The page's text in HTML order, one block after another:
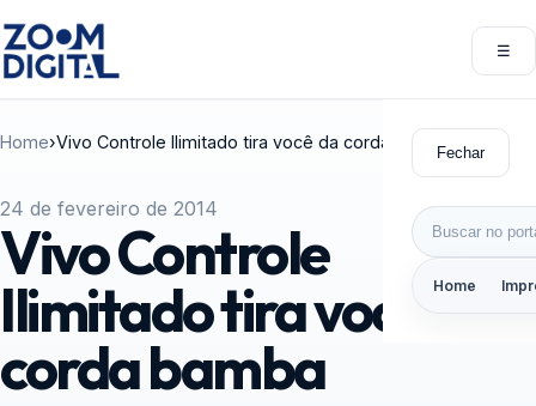
☰
Fechar
Buscar por:
Home
Home›Vivo Controle Ilimitado tira você da corda bamba
24 de fevereiro de 2014
Vivo Controle
Ilimitado tira você da
corda bamba